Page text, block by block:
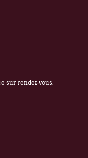
sur rendez-vous.